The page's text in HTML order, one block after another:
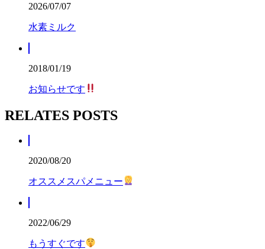
2026/07/07
水素ミルク
2018/01/19
お知らせです
RELATES POSTS
2020/08/20
オススメスパメニュー
2022/06/29
もうすぐです